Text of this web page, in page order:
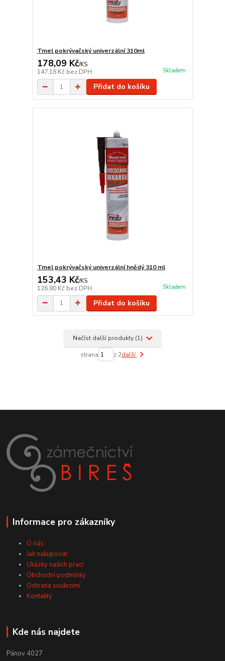
Tmel pokrývačský univerzální 310ml
178,09 Kč/KS
147,18 Kč bez DPH Skladem
Přidat do košíku
Tmel pokrývačský univerzální hnědý 310 ml
153,43 Kč/KS
126,80 Kč bez DPH Skladem
Přidat do košíku
Načíst další produkty (1)
strana z 2další
Informace pro zákazníky
O nás
Jak nakupovat
Ukázky našich prací
Obchodní podmínky
Ochrana soukromí
Kontakty
Kde nás najdete
Pánov 4027